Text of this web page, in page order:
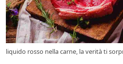
liquido rosso nella carne, la verità ti